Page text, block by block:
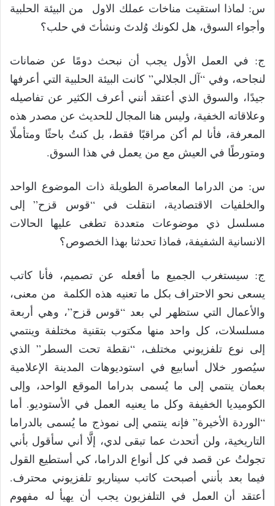
س: لماذا استقيت مناخات عملك الاول من البيئة الحلبية
وأجواء السوق، هل لكونك وُلدتَ ونشأتَ في حلب؟
ج: في العمل الأول يجب أن نبحث دومًا عن ضمانات
لنجاحه، وفي “آل الجلالي” كانت البيئة الحلبية التي أعرفها
جيدًا، والسوق الذي أعتقد أنني أعرف الكثير عن تفاصيله
وعلاقاته الخفية، وليس هنا المجال للحديث عن مصدر هذه
المعرفة، فأنا لم أكن مراقبًا فقط، بل كنتُ باحثًا ومتأملًا
ومتورطًا في العيش مع من يعمل في هذا السوق.
س: من الدراما المعاصرة الطويلة ذات الموضوع الواحد
والخلفيات الاقتصادية، انتقلت في “قوس قزح” إلى
مسلسل ذي موضوعات متعددة تطغى عليها الحالات
الانسانية الشفيفة، فماذا تحدثنا بهذا الخصوص؟
ج: سيستغرب الجميع ما أفعله عن تصميم، فأنا كاتب
يسعى نحو الاحتراف بكل ما تعنيه هذه الكلمة من معنى،
والأعمال التي ستظهر لي بعد “قوس قزح”، وهي أربعة
مسلسلات، كل واحد منها مكتوب بتقنية مختلفة وينتمي
إلى نوع تلفزيوني مختلف، “نقطة تحت السطر” الذي
سيُصور خلال أسابيع في استوديوهات المدينة الإعلامية
بعمان ينتمي إلى ما يُسمى بدراما الموقع الواحد، وإلى
الكوميديا الخفيفة وكل ما يعنيه العمل في الأستوديو. أما
“الوردة الأخيرة” فإنه ينتمي إلى نموذج ما يُسمى بالدراما
التاريخية، ولن أتحدث عما تبقى لدي، إلَّا أني سأقول بأني
تجولتُ عن قصد في كل أنواع الدراما، كي أستطيع القول
فيما بعد بأنني أصبحت كاتب سيناريو تلفزيوني محترف.
أعتقد أن العمل في التلفزيون يجب أن يهيأ له مفهوم